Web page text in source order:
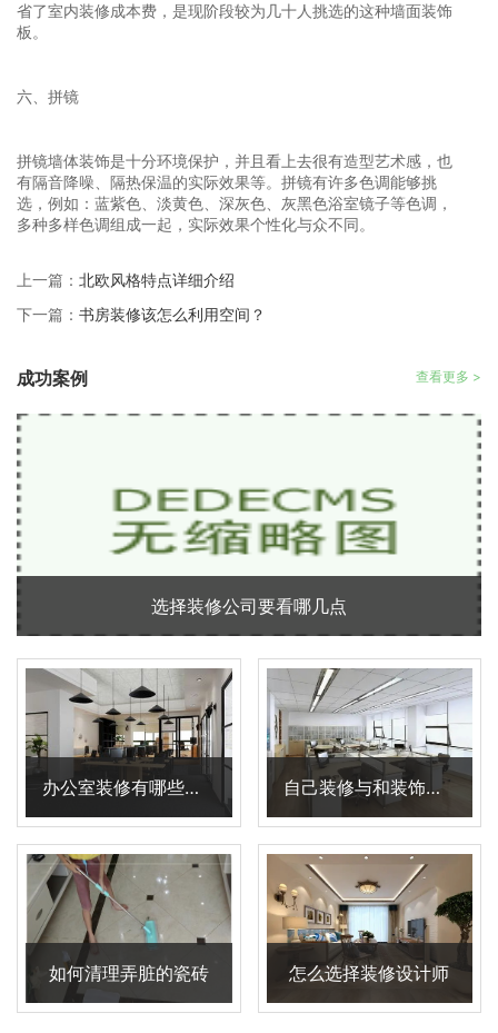
省了室内装修成本费，是现阶段较为几十人挑选的这种墙面装饰
板。
六、拼镜
拼镜墙体装饰是十分环境保护，并且看上去很有造型艺术感，也
有隔音降噪、隔热保温的实际效果等。拼镜有许多色调能够挑
选，例如：蓝紫色、淡黄色、深灰色、灰黑色浴室镜子等色调，
多种多样色调组成一起，实际效果个性化与众不同。
上一篇： 北欧风格特点详细介绍
下一篇： 书房装修该怎么利用空间？
成功案例 查看更多 >
选择装修公司要看哪几点
办公室装修有哪些技巧 自己装修与和装饰公司装修的区别在哪里
如何清理弄脏的瓷砖 怎么选择装修设计师